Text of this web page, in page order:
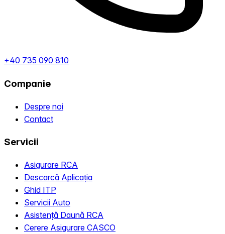
+40 735 090 810
Companie
Despre noi
Contact
Servicii
Asigurare RCA
Descarcă Aplicația
Ghid ITP
Servicii Auto
Asistență Daună RCA
Cerere Asigurare CASCO